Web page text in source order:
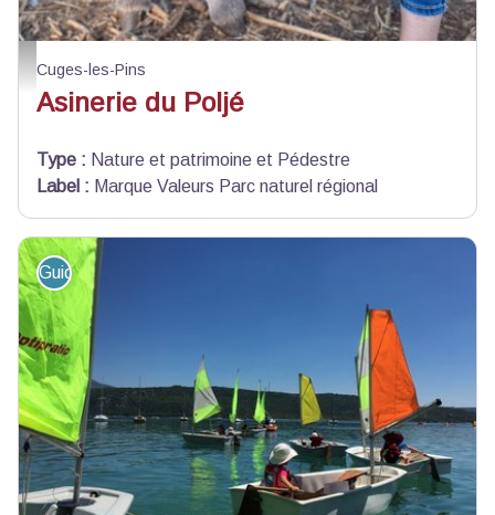
Asinerie du Polje
Cuges-les-Pins
Asinerie du Poljé
Type : Nature et patrimoine et Pédestre
Label : Marque Valeurs Parc naturel régional
Guide - Sortie accompagnée